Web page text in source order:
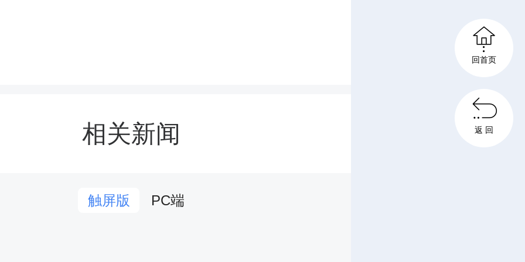
动期间，工作队队员亲切地与孩子
相关新闻
触屏版 PC端

回首页

返 回